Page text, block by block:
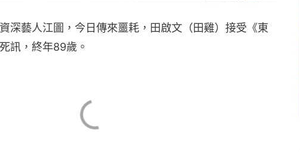
深藝人江圖，今日傳來噩耗，田啟文（田雞）接受《東
訊，終年89歲。